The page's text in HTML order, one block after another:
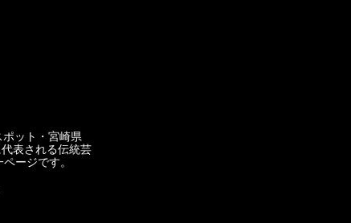
ット・宮崎県
表される伝統芸
ージです。